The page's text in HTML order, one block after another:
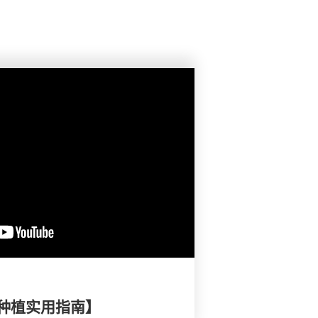
实用指南】